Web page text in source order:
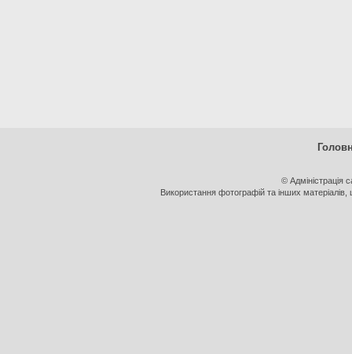
© Адміністрація
Використання фотографій та інших матеріалів,